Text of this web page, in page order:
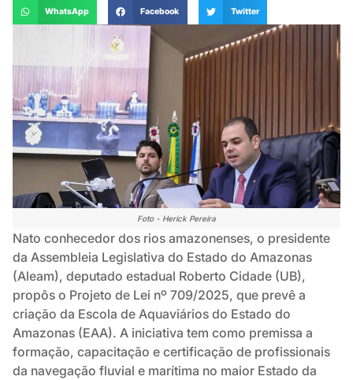
WhatsApp Facebook Twitter
Foto - Herick Pereira
Nato conhecedor dos rios amazonenses, o presidente
da Assembleia Legislativa do Estado do Amazonas
(Aleam), deputado estadual Roberto Cidade (UB),
propôs o Projeto de Lei nº 709/2025, que prevê a
criação da Escola de Aquaviários do Estado do
Amazonas (EAA). A iniciativa tem como premissa a
formação, capacitação e certificação de profissionais
da navegação fluvial e marítima no maior Estado da